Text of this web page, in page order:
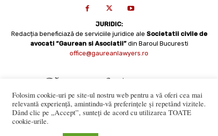
JURIDIC:
Redacția beneficiază de serviciile juridice ale Societatii civile de
avocati “Gaurean si Asociatii” din Baroul Bucuresti
office@gaureanlawyers.ro
Folosim cookie-uri pe site-ul nostru web pentru a vă oferi cea mai
relevantă experiență, amintindu-vă preferințele și repetând vizitele.
Dând clic pe „Accept”, sunteți de acord cu utilizarea TOATE
cookie-urile.